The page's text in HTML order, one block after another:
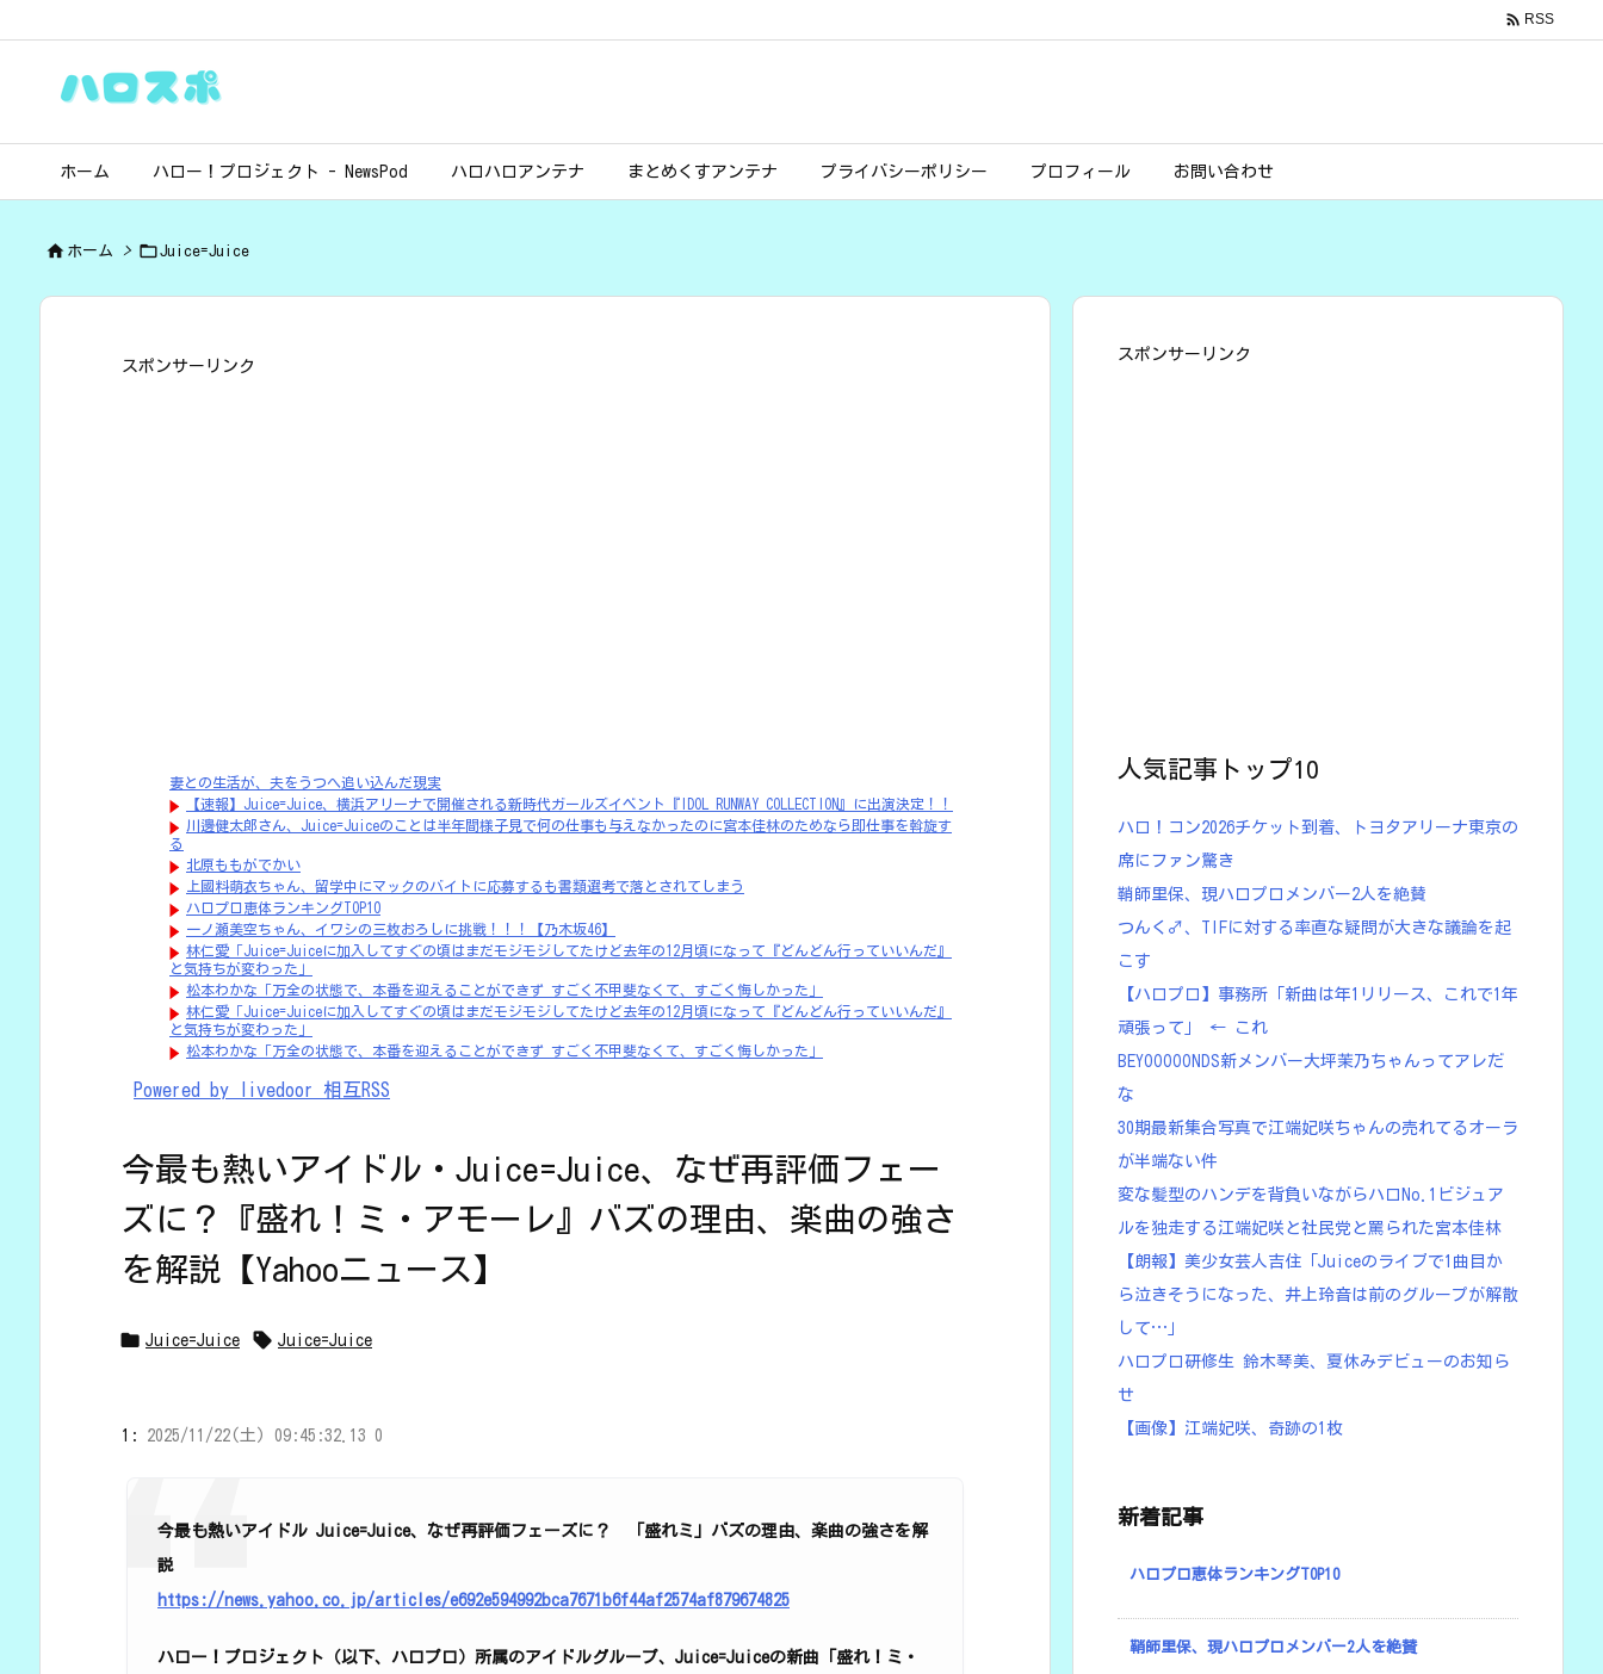
ホーム ハロー！プロジェクト - NewsPod ハロハロアンテナ まとめくすアンテナ プライバシーポリシー プロフィール お問い合わせ
 RSS
 ホーム > Juice=Juice
スポンサーリンク
妻との生活が、夫をうつへ追い込んだ現実
【速報】Juice=Juice、横浜アリーナで開催される新時代ガールズイベント『IDOL RUNWAY COLLECTION』に出演決定！！
川邊健太郎さん、Juice=Juiceのことは半年間様子見で何の仕事も与えなかったのに宮本佳林のためなら即仕事を斡旋す
る
北原ももがでかい
上國料萌衣ちゃん、留学中にマックのバイトに応募するも書類選考で落とされてしまう
ハロプロ恵体ランキングTOP10
一ノ瀬美空ちゃん、イワシの三枚おろしに挑戦！！！【乃木坂46】
林仁愛「Juice=Juiceに加入してすぐの頃はまだモジモジしてたけど去年の12月頃になって『どんどん行っていいんだ』
と気持ちが変わった」
松本わかな「万全の状態で、本番を迎えることができず すごく不甲斐なくて、すごく悔しかった」
林仁愛「Juice=Juiceに加入してすぐの頃はまだモジモジしてたけど去年の12月頃になって『どんどん行っていいんだ』
と気持ちが変わった」
松本わかな「万全の状態で、本番を迎えることができず すごく不甲斐なくて、すごく悔しかった」
Powered by livedoor 相互RSS
今最も熱いアイドル・Juice=Juice、なぜ再評価フェー
ズに？『盛れ！ミ・アモーレ』バズの理由、楽曲の強さ
を解説【Yahooニュース】
 Juice=Juice  Juice=Juice
1: 2025/11/22(土) 09:45:32.13 0
今最も熱いアイドル Juice=Juice、なぜ再評価フェーズに？ 「盛れミ」バズの理由、楽曲の強さを解
説
https://news.yahoo.co.jp/articles/e692e594992bca7671b6f44af2574af879674825
ハロー！プロジェクト（以下、ハロプロ）所属のアイドルグループ、Juice=Juiceの新曲「盛れ！ミ・
スポンサーリンク
人気記事トップ10
ハロ！コン2026チケット到着、トヨタアリーナ東京の
席にファン驚き
鞘師里保、現ハロプロメンバー2人を絶賛
つんく♂、TIFに対する率直な疑問が大きな議論を起
こす
【ハロプロ】事務所「新曲は年1リリース、これで1年
頑張って」 ← これ
BEYOOOOONDS新メンバー大坪茉乃ちゃんってアレだ
な
30期最新集合写真で江端妃咲ちゃんの売れてるオーラ
が半端ない件
変な髪型のハンデを背負いながらハロNo.1ビジュア
ルを独走する江端妃咲と社民党と罵られた宮本佳林
【朗報】美少女芸人吉住「Juiceのライブで1曲目か
ら泣きそうになった、井上玲音は前のグループが解散
して…」
ハロプロ研修生 鈴木琴美、夏休みデビューのお知ら
せ
【画像】江端妃咲、奇跡の1枚
新着記事
ハロプロ恵体ランキングTOP10
鞘師里保、現ハロプロメンバー2人を絶賛